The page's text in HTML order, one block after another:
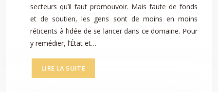
secteurs qu’il faut promouvoir. Mais faute de fonds
et de soutien, les gens sont de moins en moins
réticents à l’idée de se lancer dans ce domaine. Pour
y remédier, l’État et…
LIRE LA SUITE